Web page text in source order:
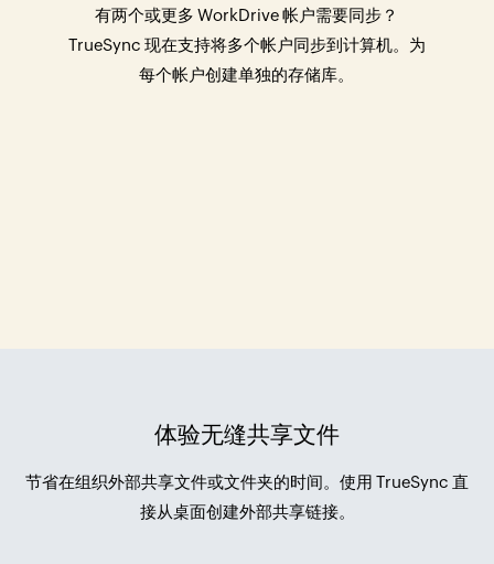
有两个或更多 WorkDrive 帐户需要同步？
TrueSync 现在支持将多个帐户同步到计算机。为
每个帐户创建单独的存储库。
体验无缝共享文件
节省在组织外部共享文件或文件夹的时间。使用 TrueSync 直
接从桌面创建外部共享链接。